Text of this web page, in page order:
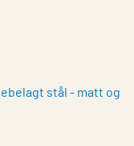
stål - matt og